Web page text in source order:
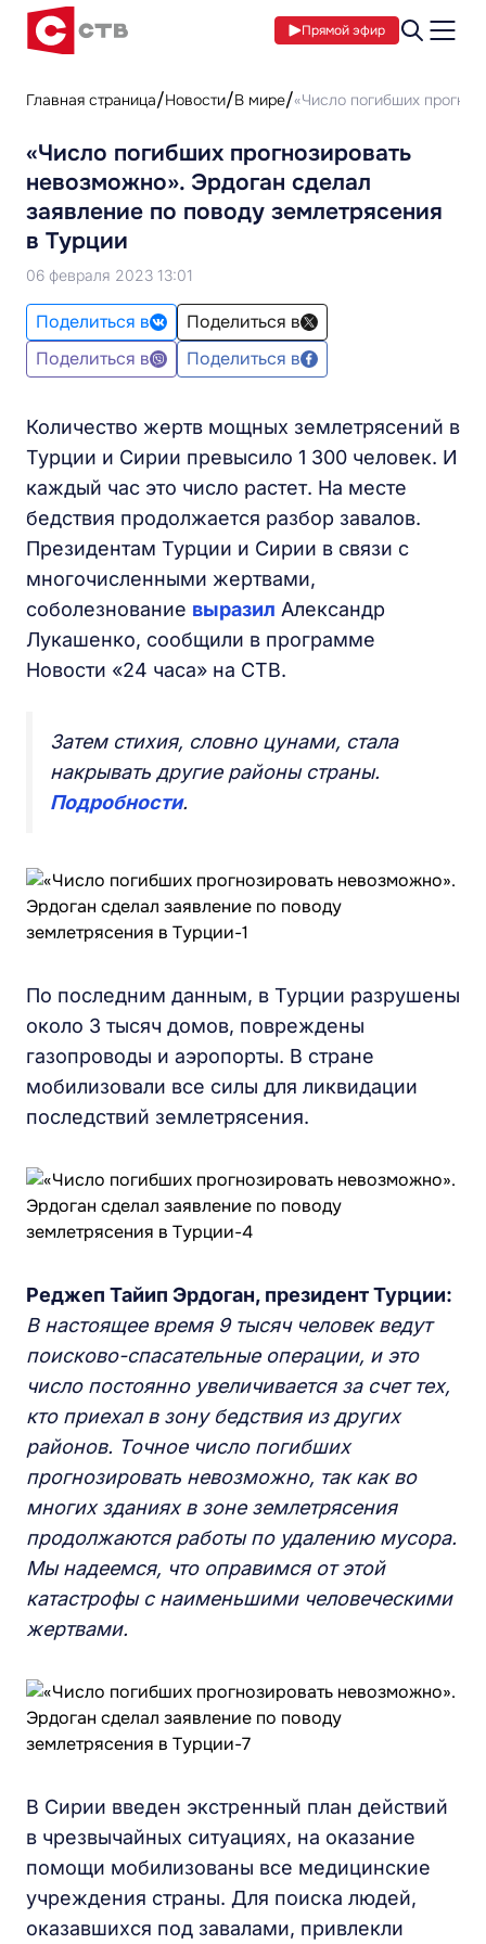
Прямой эфир
Главная страница Новости В мире «Число погибших
«Число погибших прогнозировать
невозможно». Эрдоган сделал
заявление по поводу землетрясения
в Турции
06 февраля 2023 13:01
Поделиться в
Поделиться в
Поделиться в
Поделиться в
Количество жертв мощных землетрясений в
Турции и Сирии превысило 1 300 человек. И
каждый час это число растет. На месте
бедствия продолжается разбор завалов.
Президентам Турции и Сирии в связи с
многочисленными жертвами,
соболезнование выразил Александр
Лукашенко, сообщили в программе
Новости «24 часа» на СТВ.
Затем стихия, словно цунами, стала
накрывать другие районы страны.
Подробности.
По последним данным, в Турции разрушены
около 3 тысяч домов, повреждены
газопроводы и аэропорты. В стране
мобилизовали все силы для ликвидации
последствий землетрясения.
Реджеп Тайип Эрдоган, президент Турции:
В настоящее время 9 тысяч человек ведут
поисково-спасательные операции, и это
число постоянно увеличивается за счет тех,
кто приехал в зону бедствия из других
районов. Точное число погибших
прогнозировать невозможно, так как во
многих зданиях в зоне землетрясения
продолжаются работы по удалению мусора.
Мы надеемся, что оправимся от этой
катастрофы с наименьшими человеческими
жертвами.
В Сирии введен экстренный план действий
в чрезвычайных ситуациях, на оказание
помощи мобилизованы все медицинские
учреждения страны. Для поиска людей,
оказавшихся под завалами, привлекли